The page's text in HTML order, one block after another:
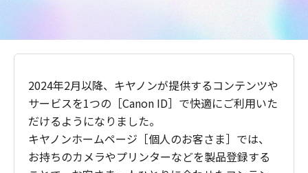
2024年2月以降、キヤノンが提供するコンテンツや
サービスを1つの［Canon ID］で快適にご利用いた
だけるようになりました。
キヤノンホームページ［個人のお客さま］では、
お持ちのカメラやプリンターなどを製品登録する